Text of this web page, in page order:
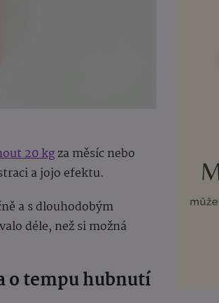
20 kgza měsíc nebo
a jojo efektu.
a s dlouhodobým
déle, než si možná
o tempu hubnutí